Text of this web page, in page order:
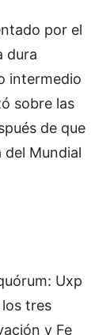
por el
dura
intermedio
sobre las
de que
del Mundial
Uxp
tres
y Fe